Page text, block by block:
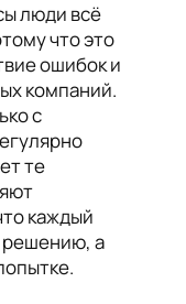
люди всё
что это
ошибок и
компаний.
с
те
каждый
решению, а